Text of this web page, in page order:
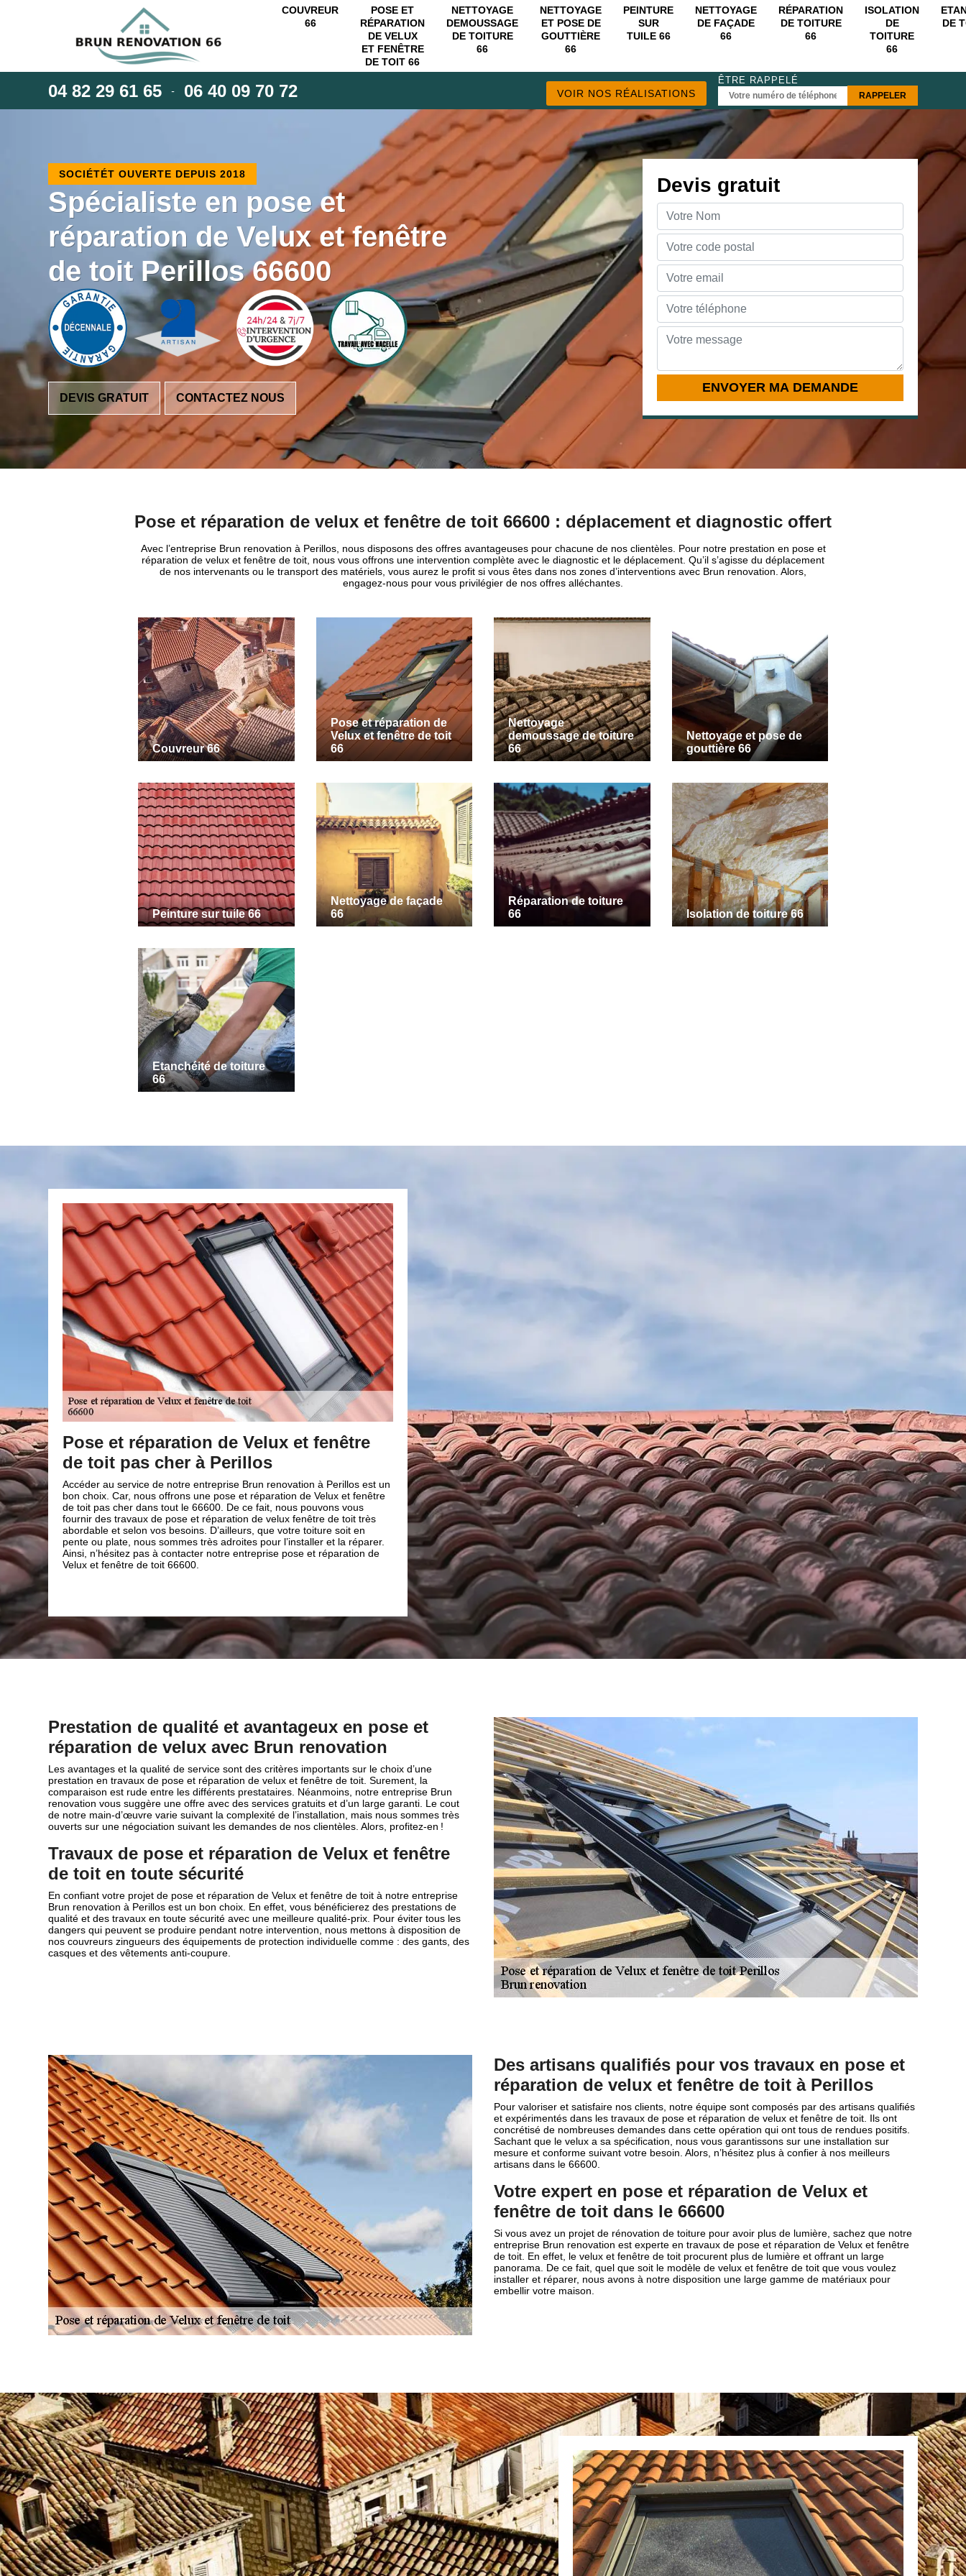
COUVREUR
66
POSE ET
RÉPARATION
DE VELUX
ET FENÊTRE
DE TOIT 66
NETTOYAGE
DEMOUSSAGE
DE TOITURE
66
NETTOYAGE
ET POSE DE
GOUTTIÈRE
66
PEINTURE
SUR
TUILE 66
NETTOYAGE
DE FAÇADE
66
RÉPARATION
DE TOITURE
66
ISOLATION
DE
TOITURE
66
DE
04 82 29 61 65 - 06 40 09 70 72 VOIR NOS RÉALISATIONS
ÊTRE RAPPELÉ
SOCIÉTÉT OUVERTE DEPUIS 2018
Spécialiste en pose et
réparation de Velux et fenêtre
de toit Perillos 66600
DEVIS GRATUIT CONTACTEZ NOUS
Devis gratuit
Pose et réparation de velux et fenêtre de toit 66600 : déplacement et diagnostic offert
Avec l’entreprise Brun renovation à Perillos, nous disposons des offres avantageuses pour chacune de nos clientèles. Pour notre prestation en pose et
réparation de velux et fenêtre de toit, nous vous offrons une intervention complète avec le diagnostic et le déplacement. Qu’il s’agisse du déplacement
de nos intervenants ou le transport des matériels, vous aurez le profit si vous êtes dans nos zones d’interventions avec Brun renovation. Alors,
engagez-nous pour vous privilégier de nos offres alléchantes.
Couvreur 66
Pose et réparation de
Velux et fenêtre de toit
66
Nettoyage
demoussage de toiture
66
Nettoyage et pose de
gouttière 66
Peinture sur tuile 66
Nettoyage de façade
66
Réparation de toiture
66
Isolation de toiture 66
Etanchéité de toiture
66
de toiture
vous
de
soit pour
vous
ce
pour avoir
Pose et réparation de Velux et fenêtre
de toit pas cher à Perillos
Accéder au service de notre entreprise Brun renovation à Perillos est un
bon choix. Car, nous offrons une pose et réparation de Velux et fenêtre
de toit pas cher dans tout le 66600. De ce fait, nous pouvons vous
fournir des travaux de pose et réparation de velux fenêtre de toit très
abordable et selon vos besoins. D’ailleurs, que votre toiture soit en
pente ou plate, nous sommes très adroites pour l’installer et la réparer.
Ainsi, n’hésitez pas à contacter notre entreprise pose et réparation de
Velux et fenêtre de toit 66600.
Une intervention soignée pour la pose
et réparation de Velux et fenêtre de toit
66600
Notre entreprise Brun renovation est une entreprise aguerrie en travaux
de pose et réparation de Velux et fenêtre de toit à Perillos. Que ce soit
pour des travaux de nouvelle construction ou d’une rénovation, nous
pouvons réaliser la pose ou le remplacement de votre velux et votre
fenêtre de toit dont vous aurez besoin. En effet, le velux offre plusieurs
avantages par rapport aux autres ouvertures toitures pour donner plus
de confort chez vous. De ce fait, nous vous offrons une intervention
soignée et appropriée pour votre projet dans tout le 66600.
Pose et réparation de Velux
de toit 66600 : fiable et
Brun renovation est une entreprise professionnelle
et couverture à Perillos. Grâce à nos années
proposons une prestation de pose et réparation de
toit fiable et irréprochable à Perillos et dans le
installer ou réparer votre velux et fenêtre de toit,
fournir des travaux de qualité et selon les normes
domaine. Alors, fiez- vous à notre entreprise Brun
un velux et fenêtre de toit bien poser et réparer.
Prestation de qualité et avantageux en pose et
réparation de velux avec Brun renovation
Les avantages et la qualité de service sont des critères importants sur le choix d’une
prestation en travaux de pose et réparation de velux et fenêtre de toit. Surement, la
comparaison est rude entre les différents prestataires. Néanmoins, notre entreprise Brun
renovation vous suggère une offre avec des services gratuits et d’un large garanti. Le cout
de notre main-d’œuvre varie suivant la complexité de l’installation, mais nous sommes très
ouverts sur une négociation suivant les demandes de nos clientèles. Alors, profitez-en !
Travaux de pose et réparation de Velux et fenêtre
de toit en toute sécurité
En confiant votre projet de pose et réparation de Velux et fenêtre de toit à notre entreprise
Brun renovation à Perillos est un bon choix. En effet, vous bénéficierez des prestations de
qualité et des travaux en toute sécurité avec une meilleure qualité-prix. Pour éviter tous les
dangers qui peuvent se produire pendant notre intervention, nous mettons à disposition de
nos couvreurs zingueurs des équipements de protection individuelle comme : des gants, des
casques et des vêtements anti-coupure.
Des artisans qualifiés pour vos travaux en pose et
réparation de velux et fenêtre de toit à Perillos
Pour valoriser et satisfaire nos clients, notre équipe sont composés par des artisans qualifiés
et expérimentés dans les travaux de pose et réparation de velux et fenêtre de toit. Ils ont
concrétisé de nombreuses demandes dans cette opération qui ont tous de rendues positifs.
Sachant que le velux a sa spécification, nous vous garantissons sur une installation sur
mesure et conforme suivant votre besoin. Alors, n’hésitez plus à confier à nos meilleurs
artisans dans le 66600.
Votre expert en pose et réparation de Velux et
fenêtre de toit dans le 66600
Si vous avez un projet de rénovation de toiture pour avoir plus de lumière, sachez que notre
entreprise Brun renovation est experte en travaux de pose et réparation de Velux et fenêtre
de toit. En effet, le velux et fenêtre de toit procurent plus de lumière et offrant un large
panorama. De ce fait, quel que soit le modèle de velux et fenêtre de toit que vous voulez
installer et réparer, nous avons à notre disposition une large gamme de matériaux pour
embellir votre maison.